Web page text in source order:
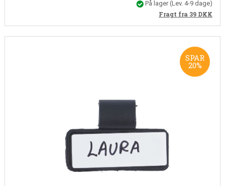
På lager(Lev. 4-9 dage)
Fragt fra 39 DKK
SPAR
20%
Navneskilt til stetoskop og andet. Ikke egnet til kardiologiske
21,00 16,80DKK(Inkl. moms)